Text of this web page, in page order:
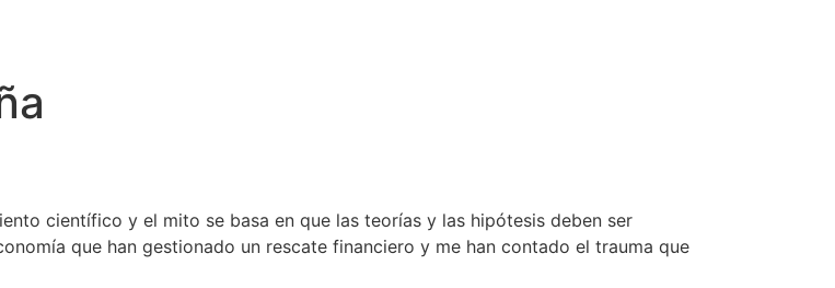
científico y el mito se basa en que las teorías y las hipótesis deben ser
que han gestionado un rescate financiero y me han contado el trauma que